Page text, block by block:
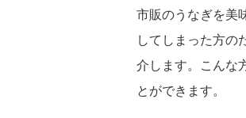
市販のうなぎを美
してしまった方の
介します。こんな
とができます。